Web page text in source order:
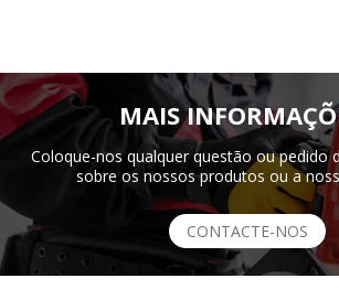
MAIS
Coloque-nos qualquer questão ou pedido
sobre os nossos produtos ou a
CONTACTE-NOS